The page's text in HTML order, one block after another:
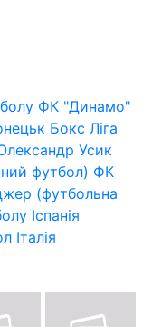
ФК "Динамо"
Бокс Ліга
Усик
футбол) ФК
(футбольна
Іспанія
Італія